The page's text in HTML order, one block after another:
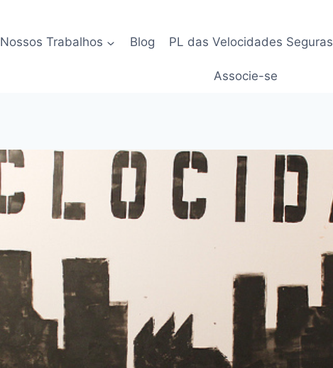
Nossos Trabalhos Blog PL das Velocidades Seguras
Associe-se